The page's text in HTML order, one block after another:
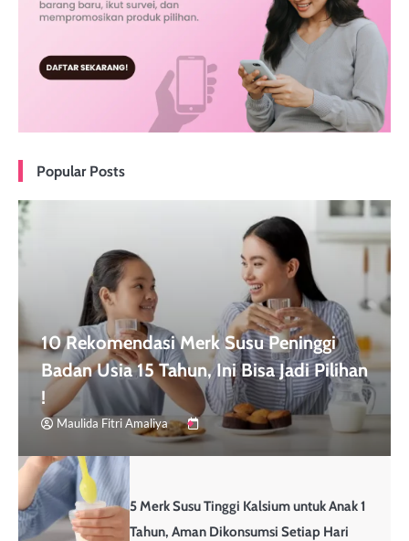
Popular Posts
10 Rekomendasi Merk Susu Peninggi
Badan Usia 15 Tahun, Ini Bisa Jadi Pilihan
!
Maulida Fitri Amaliya
5 Merk Susu Tinggi Kalsium untuk Anak 1
Tahun, Aman Dikonsumsi Setiap Hari